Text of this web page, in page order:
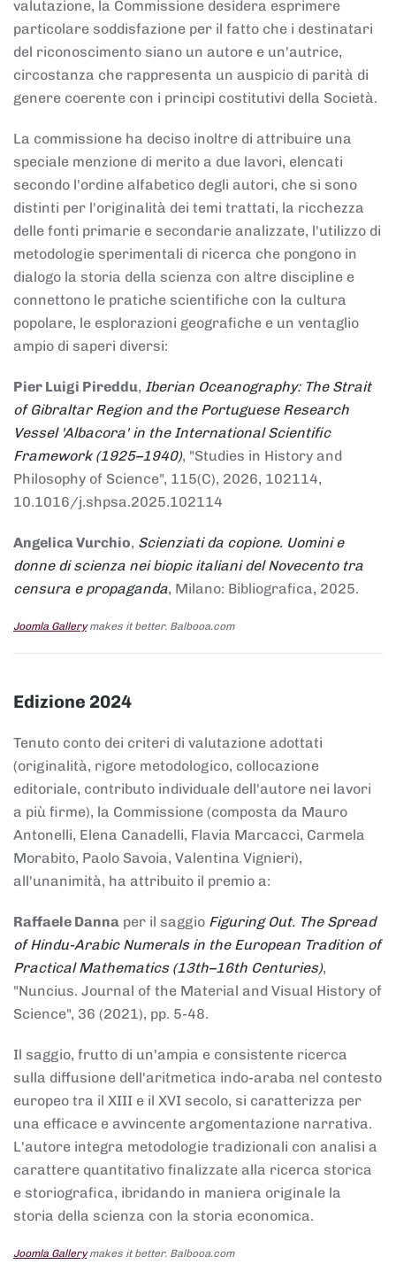
valutazione, la Commissione desidera esprimere
particolare soddisfazione per il fatto che i destinatari
del riconoscimento siano un autore e un'autrice,
circostanza che rappresenta un auspicio di parità di
genere coerente con i principi costitutivi della Società.
La commissione ha deciso inoltre di attribuire una
speciale menzione di merito a due lavori, elencati
secondo l'ordine alfabetico degli autori, che si sono
distinti per l'originalità dei temi trattati, la ricchezza
delle fonti primarie e secondarie analizzate, l'utilizzo di
metodologie sperimentali di ricerca che pongono in
dialogo la storia della scienza con altre discipline e
connettono le pratiche scientifiche con la cultura
popolare, le esplorazioni geografiche e un ventaglio
ampio di saperi diversi:
Pier Luigi Pireddu, Iberian Oceanography: The Strait
of Gibraltar Region and the Portuguese Research
Vessel 'Albacora' in the International Scientific
Framework (1925–1940), "Studies in History and
Philosophy of Science", 115(C), 2026, 102114,
10.1016/j.shpsa.2025.102114
Angelica Vurchio, Scienziati da copione. Uomini e
donne di scienza nei biopic italiani del Novecento tra
censura e propaganda, Milano: Bibliografica, 2025.
Joomla Gallerymakes it better. Balbooa.com
Edizione 2024
Tenuto conto dei criteri di valutazione adottati
(originalità, rigore metodologico, collocazione
editoriale, contributo individuale dell'autore nei lavori
a più firme), la Commissione (composta da Mauro
Antonelli, Elena Canadelli, Flavia Marcacci, Carmela
Morabito, Paolo Savoia, Valentina Vignieri),
all'unanimità, ha attribuito il premio a:
Raffaele Danna per il saggio Figuring Out. The Spread
of Hindu-Arabic Numerals in the European Tradition of
Practical Mathematics (13th–16th Centuries),
"Nuncius. Journal of the Material and Visual History of
Science", 36 (2021), pp. 5-48.
Il saggio, frutto di un'ampia e consistente ricerca
sulla diffusione dell'aritmetica indo-araba nel contesto
europeo tra il XIII e il XVI secolo, si caratterizza per
una efficace e avvincente argomentazione narrativa.
L'autore integra metodologie tradizionali con analisi a
carattere quantitativo finalizzate alla ricerca storica
e storiografica, ibridando in maniera originale la
storia della scienza con la storia economica.
Joomla Gallerymakes it better. Balbooa.com